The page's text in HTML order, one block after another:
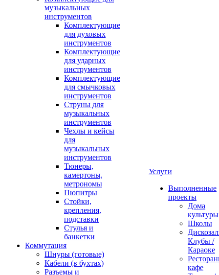
музыкальных
инструментов
Комплектующие
для духовых
инструментов
Комплектующие
для ударных
инструментов
Комплектующие
для смычковых
инструментов
Струны для
музыкальных
инструментов
Чехлы и кейсы
для
музыкальных
инструментов
Тюнеры,
камертоны,
метрономы
Пюпитры
Стойки,
крепления,
подставки
Стулья и
банкетки
Коммутация
Шнуры (готовые)
Кабели (в бухтах)
Разъемы и
Услуги
Выполненные
проекты
Дома
культуры
Школы
Клубы /
Караоке
кафе